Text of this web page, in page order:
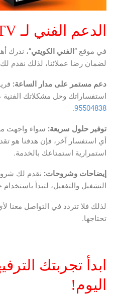
الدعم الفني لـ Spider IPTV
في موقع “ الفني الكويتي“، ندرك
لضمان رضا عملائنا، لذلك نقدم
دعم مستمر على مدار الساعة:
استفساراتك وحل مشكلاتك
95504838
.
توفير حلول سريعة: سواء واجهت
أي استفسار آخر، فإن هدفنا هو
استمرارية استمتاعك بالخدمة.
إيضاحات وشروحات: نقدم لك
التشغيل والتفعيل، لتبدأ
لذلك فلا تتردد في التواصل معنا
تحتاجها.
ابدأ تجربتك
اليوم!